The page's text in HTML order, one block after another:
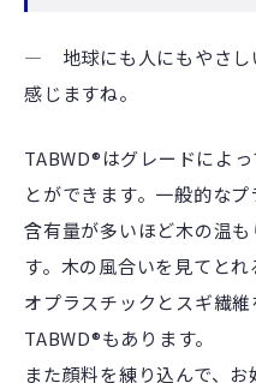
― 地球にも人にもやさし
感じますね。
TABWD®はグレードによ
とができます。一般的なプ
含有量が多いほど木の温
す。木の風合いを見てと
オプラスチックとスギ繊
TABWD®もあります。
また顔料を練り込んで、